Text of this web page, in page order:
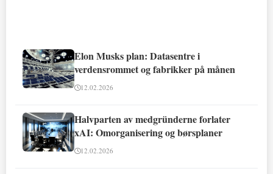
Elon Musks plan: Datasentre i
verdensrommet og fabrikker på månen
12.02.2026
Halvparten av medgründerne forlater
xAI: Omorganisering og børsplaner
12.02.2026